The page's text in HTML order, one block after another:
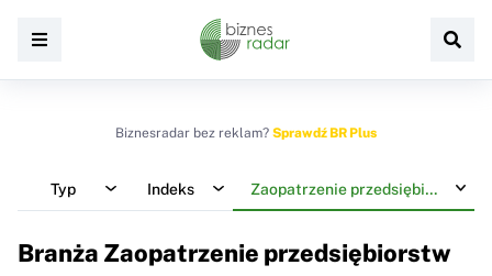
Biznesradar bez reklam? Sprawdź BR Plus
Typ Indeks Zaopatrzenie przedsiębiorstw
Branża Zaopatrzenie przedsiębiorstw